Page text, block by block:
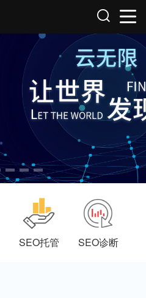
SEO托管 SEO诊断